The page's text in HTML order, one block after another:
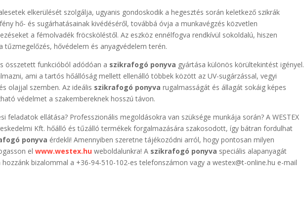
elkerülését szolgálja, ugyanis gondoskodik a hegesztés során keletkező szikrák
hő- és sugárhatásainak kivédéséről, továbbá óvja a munkavégzés közvetlen
a fémolvadék fröcsköléstől. Az eszköz ennélfogva rendkívül sokoldalú, hiszen
tűzmegelőzés, hővédelem és anyagvédelem terén.
összetett funkcióból adódóan a szikrafogó ponyva gyártása különös körültekintést igényel.
ami a tartós hőállóság mellett ellenálló többek között az UV-sugárzással, vegyi
olajjal szemben. Az ideális szikrafogó ponyva rugalmasságát és állagát sokáig képes
védelmet a szakembereknek hosszú távon.
feladatok ellátása? Professzionális megoldásokra van szüksége munkája során? A WESTEX
Kft. hőálló és tűzálló termékek forgalmazására szakosodott, így bátran fordulhat
ponyva érdekli! Amennyiben szeretne tájékozódni arról, hogy pontosan milyen
elwww.westex.hu weboldalunkra! A szikrafogó ponyva speciális alapanyagát
bizalommal a +36-94-510-102-es telefonszámon vagy a westex@t-online.hu e-mail